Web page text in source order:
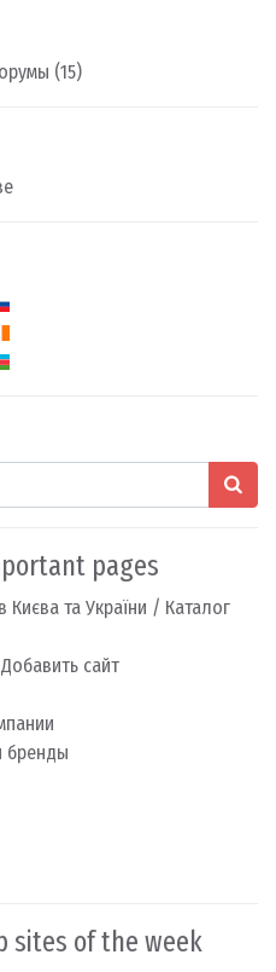
(15)
pages
Києва та України / Каталог
сайт
бренды
sites of the week